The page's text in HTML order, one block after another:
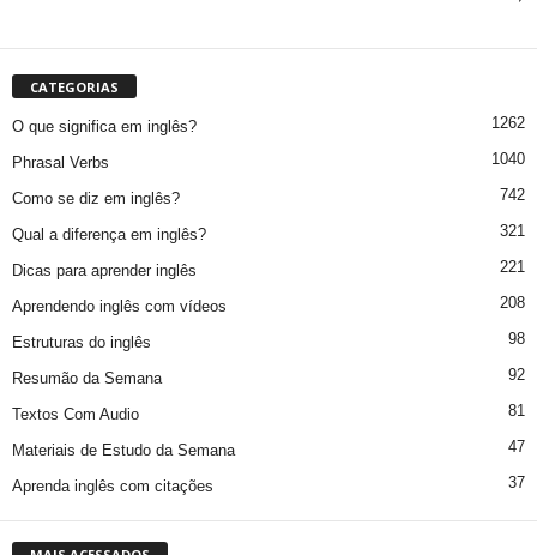
CATEGORIAS
O que significa em inglês? 1262
Phrasal Verbs 1040
Como se diz em inglês? 742
Qual a diferença em inglês? 321
Dicas para aprender inglês 221
Aprendendo inglês com vídeos 208
Estruturas do inglês 98
Resumão da Semana 92
Textos Com Audio 81
Materiais de Estudo da Semana 47
Aprenda inglês com citações 37